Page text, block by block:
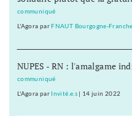
communiqué
L'Agora par FNAUT Bourgogne-
NUPES - RN : l'amalgame
communiqué
L'Agora par Invité.e.s| 14 juin 2022